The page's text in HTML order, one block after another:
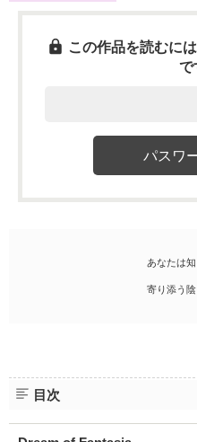
この作品を読むに
で
あなたは
寄り添う
目次